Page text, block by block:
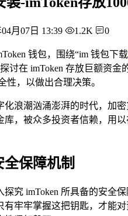
04月07日 13:39 1.2K 0
钱包，围绕“im 钱包下载
讨在 imToken 存放巨额资
性，以做出合理决策。
化浪潮汹涌澎湃的时代，加
库，被众多投资者信赖，用
保障机制
探究 imToken 所具备的安全
有牢牢掌握这把钥匙，才能